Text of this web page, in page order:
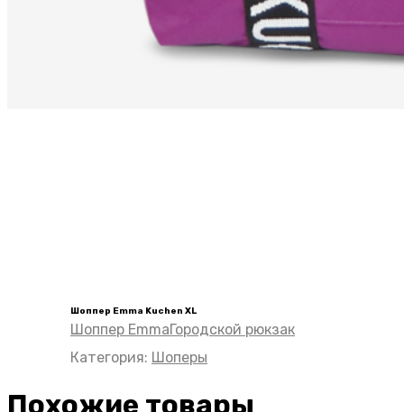
Шоппер Emma Kuchen XL
Шоппер EmmaГородской рюкзак
Категория: Шоперы